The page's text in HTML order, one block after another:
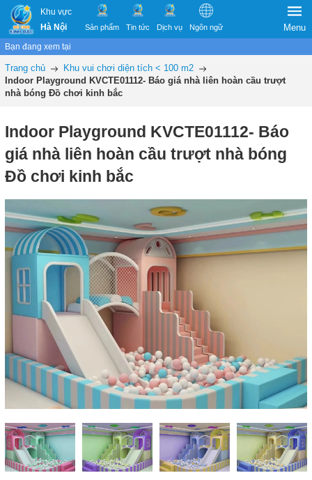
Khu vực
Hà Nội
Sản phẩm Tin tức Dịch vụ Ngôn ngữ Menu
Bạn đang xem tại
Trang chủ
Khu vui chơi diện tích < 100 m2
Indoor Playground KVCTE01112- Báo giá nhà liên hoàn cầu trượt
nhà bóng Đồ chơi kinh bắc
Indoor Playground KVCTE01112- Báo
giá nhà liên hoàn cầu trượt nhà bóng
Đồ chơi kinh bắc